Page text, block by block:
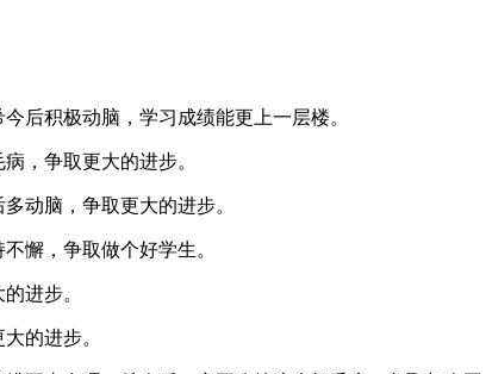
积极动脑，学习成绩能更上一层楼。
，争取更大的进步。
动脑，争取更大的进步。
懈，争取做个好学生。
进步。
的进步。